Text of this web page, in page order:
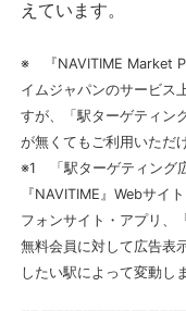
えています。
※ 『NAVITIME Market
イムジャパンのサービス
すが、「駅ターゲティン
が無くてもご利用いただ
※1 「駅ターゲティング
『NAVITIME』Webサイ
フォンサイト・アプリ、
無料会員に対して広告表
したい駅によって変動し